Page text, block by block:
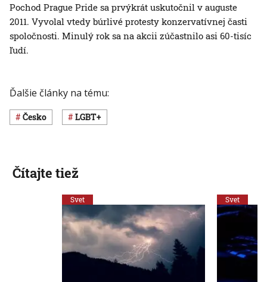
Pochod Prague Pride sa prvýkrát uskutočnil v auguste
2011. Vyvolal vtedy búrlivé protesty konzervatívnej časti
spoločnosti. Minulý rok sa na akcii zúčastnilo asi 60-tisíc
ľudí.
Ďalšie články na tému:
Česko LGBT+
Čítajte tiež
Svet Svet